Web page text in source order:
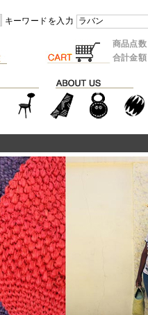
キーワードを入力
商品点
合計金